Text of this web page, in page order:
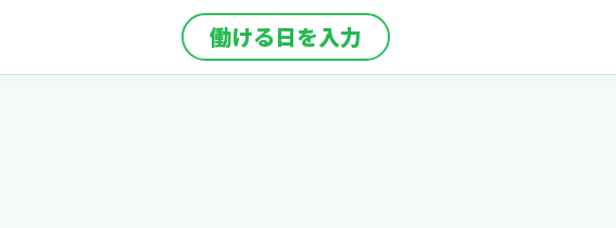
働ける日を入力